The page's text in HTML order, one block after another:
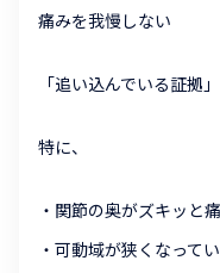
痛みを我慢しない
「追い込んでいる証拠
特に、
・関節の奥がズキッと
・可動域が狭くなって